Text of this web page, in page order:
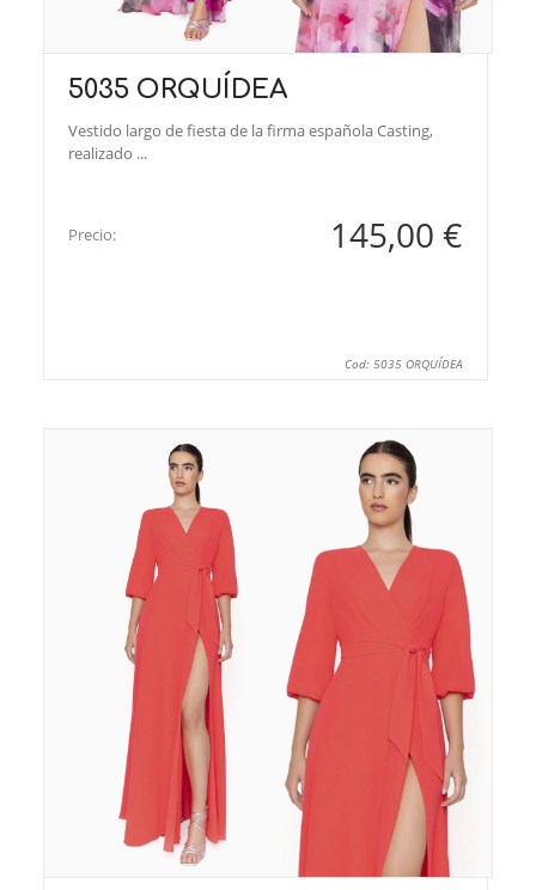
5035 ORQUÍDEA
Vestido largo de fiesta de la firma española Casting,
realizado ...
Precio: 145,00 €
Cod: 5035 ORQUÍDEA